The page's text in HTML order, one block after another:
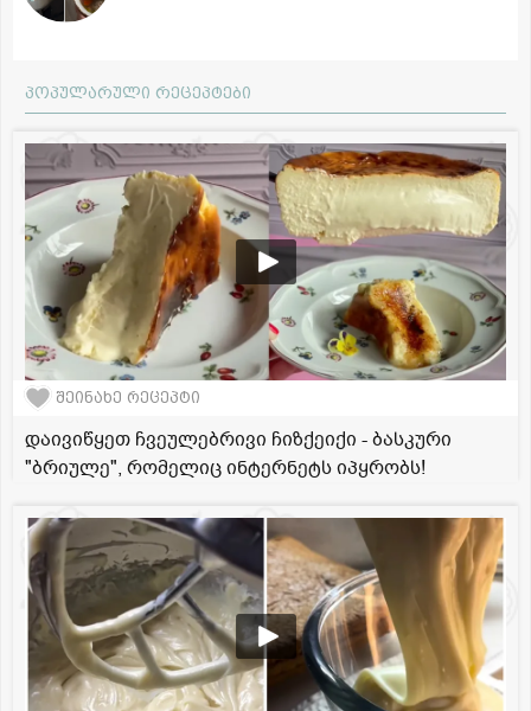
პოპულარული რეცეპტები
შეინახე რეცეპტი
დაივიწყეთ ჩვეულებრივი ჩიზქეიქი - ბასკური
"ბრიულე", რომელიც ინტერნეტს იპყრობს!